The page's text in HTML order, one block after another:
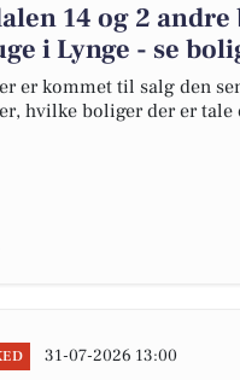
14 og 2
i Lynge - se
er kommet til salg den
hvilke boliger der er tale
31-07-2026 13:00